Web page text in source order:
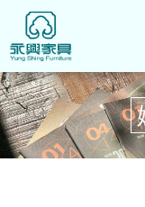
主選單
永興事業
最新消息